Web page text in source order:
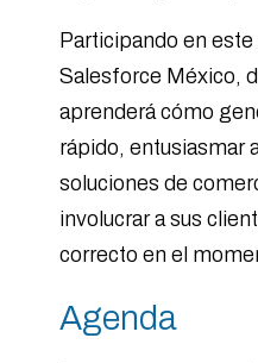
Participando en
Salesforce México,
aprenderá cómo
rápido, entusiasmar
soluciones de
involucrar a sus
correcto en el
Agenda